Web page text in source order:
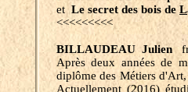
et Le secret des bois de L
<<<<<<<<<
BILLAUDEAU Julien
Après deux années de
diplôme des Métiers
Actuellement (2016)